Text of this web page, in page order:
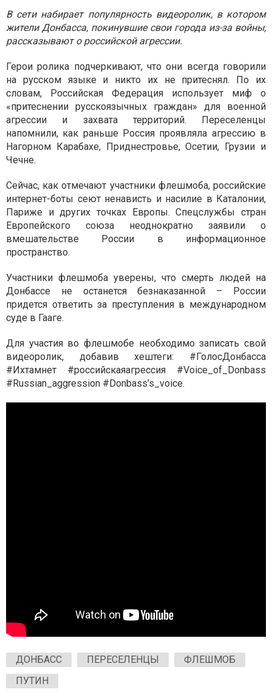
В сети набирает популярность видеоролик, в котором
жители Донбасса, покинувшие свои города из-за войны,
рассказывают о российской агрессии.
Герои ролика подчеркивают, что они всегда говорили
на русском языке и никто их не притеснял. По их
словам, Российская Федерация использует миф о
«притеснении русскоязычных граждан» для военной
агрессии и захвата территорий. Переселенцы
напомнили, как раньше Россия проявляла агрессию в
Нагорном Карабахе, Приднестровье, Осетии, Грузии и
Чечне.
Сейчас, как отмечают участники флешмоба, российские
интернет-боты сеют ненависть и насилие в Каталонии,
Париже и других точках Европы. Спецслужбы стран
Европейского союза неоднократно заявили о
вмешательстве России в информационное
пространство.
Участники флешмоба уверены, что смерть людей на
Донбассе не останется безнаказанной – России
придется ответить за преступления в международном
суде в Гааге.
Для участия во флешмобе необходимо записать свой
видеоролик, добавив хештеги: #ГолосДонбасса
#Ихтамнет #российскаяагрессия #Voice_of_Donbass
#Russian_aggression #Donbass’s_voice.
ДОНБАСС ПЕРЕСЕЛЕНЦЫ
ФЛЕШМОБ
ПУТИН